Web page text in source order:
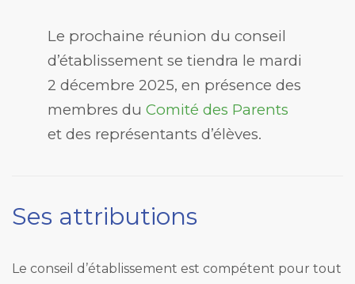
Le prochaine réunion du conseil
d’établissement se tiendra le mardi
2 décembre 2025, en présence des
membres du Comité des Parents
et des représentants d’élèves.
Ses attributions
Le conseil d’établissement est compétent pour tout